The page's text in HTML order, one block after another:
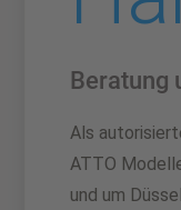
Beratung
Als
ATTO
und um